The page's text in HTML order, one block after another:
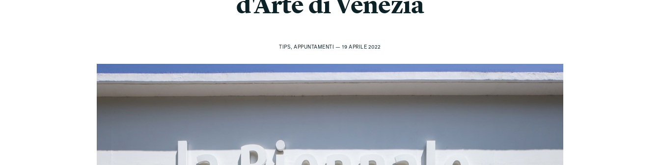
TIPS, APPUNTAMENTI — 19 APRILE 2022